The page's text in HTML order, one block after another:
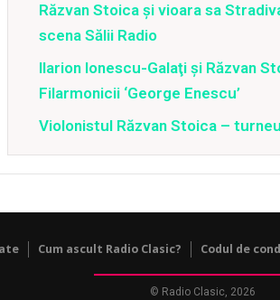
Răzvan Stoica și vioara sa
scena Sălii Radio
Ilarion Ionescu-Galaţi şi Răzvan
Filarmonicii ‘George Enescu’
Violonistul Răzvan Stoica –
Cum ascult Radio Clasic? Codul de
© Radio Clasic, 2026